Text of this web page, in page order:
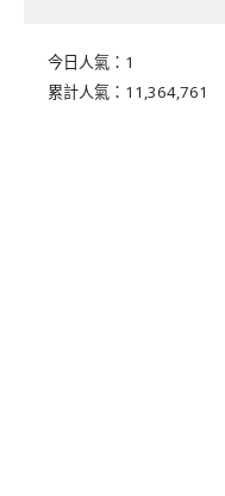
今日人氣： 1
累計人氣： 11,364,761